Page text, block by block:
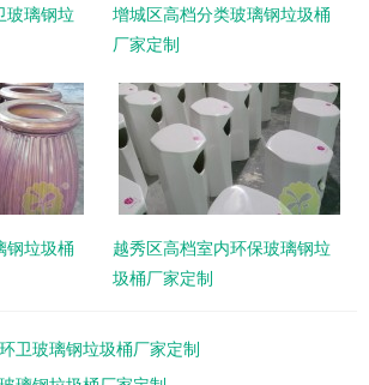
玻璃钢垃
增城区高档分类玻璃钢垃圾桶
厂家定制
钢垃圾桶
越秀区高档室内环保玻璃钢垃
圾桶厂家定制
卫玻璃钢垃圾桶厂家定制